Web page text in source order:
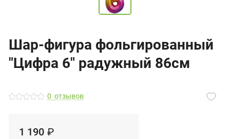
Шар-фигура фольгированный
"Цифра 6" радужный 86см
0 отзывов
1 190 ₽